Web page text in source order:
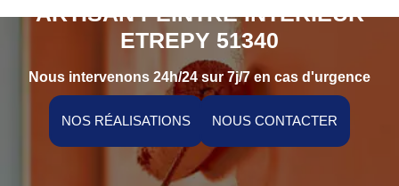
ARTISAN PEINTRE INTÉRIEUR
ETREPY 51340
Nous intervenons 24h/24 sur 7j/7 en cas d'urgence
NOS RÉALISATIONS NOUS CONTACTER